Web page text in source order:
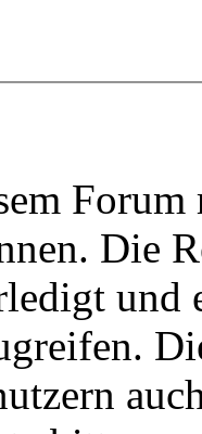
Die
und